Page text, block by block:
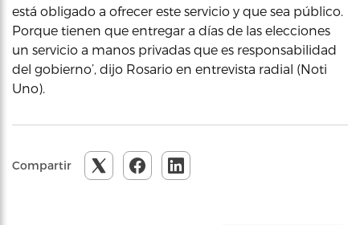
está obligado a ofrecer este servicio y que sea público.
Porque tienen que entregar a días de las elecciones
un servicio a manos privadas que es responsabilidad
del gobierno’, dijo Rosario en entrevista radial (Noti
Uno).
Compartir